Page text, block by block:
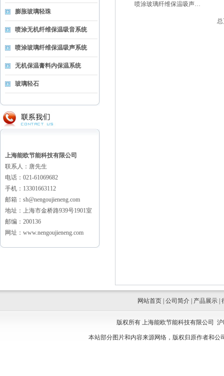
膨胀玻璃轻珠
喷涂无机纤维保温吸音系统
喷涂玻璃纤维保温吸声系统
无机保温膏料内保温系统
玻璃轻石
上海能欧节能科技有限公司
联系人：唐先生
电话：021-61069682
手机：13301663112
邮箱：sh@nengoujieneng.com
地址：上海市金桥路939号1901室
邮编：200136
网址：www.nengoujieneng.com
喷涂玻璃纤维保温吸声…
总
网站首页 公司简介 产品展示
版权所有 上海能欧节能科技有限公司
本站部分图片和内容来源网络，版权归原作者和